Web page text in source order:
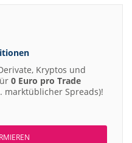
Kryptos und
0 Euro pro Trade
marktüblicher Spreads)!